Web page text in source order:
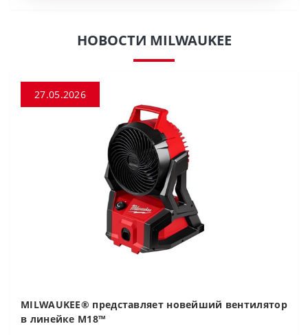
НОВОСТИ MILWAUKEE
27.05.2026
MILWAUKEE® представляет новейший вентилятор
в линейке M18™